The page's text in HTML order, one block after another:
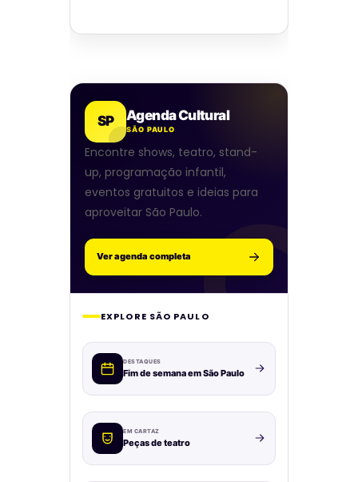
SP Agenda Cultural
SÃO PAULO
Encontre shows, teatro, stand-
up, programação infantil,
eventos gratuitos e ideias para
aproveitar São Paulo.
Ver agenda completa
EXPLORE SÃO PAULO
DESTAQUES
Fim de semana em São Paulo
EM CARTAZ
Peças de teatro